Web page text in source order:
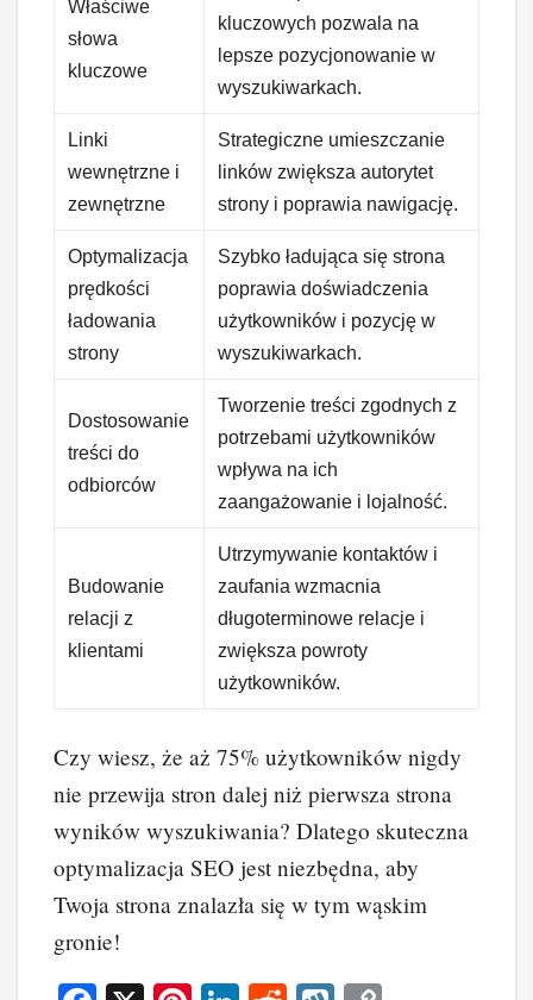
Właściwe
słowa
kluczowe
kluczowych pozwala na
lepsze pozycjonowanie w
wyszukiwarkach.
Linki
wewnętrzne i
zewnętrzne
Strategiczne umieszczanie
linków zwiększa autorytet
strony i poprawia nawigację.
Optymalizacja
prędkości
ładowania
strony
Szybko ładująca się strona
poprawia doświadczenia
użytkowników i pozycję w
wyszukiwarkach.
Dostosowanie
treści do
odbiorców
Tworzenie treści zgodnych z
potrzebami użytkowników
wpływa na ich
zaangażowanie i lojalność.
Budowanie
relacji z
klientami
Utrzymywanie kontaktów i
zaufania wzmacnia
długoterminowe relacje i
zwiększa powroty
użytkowników.
Czy wiesz, że aż 75% użytkowników nigdy
nie przewija stron dalej niż pierwsza strona
wyników wyszukiwania? Dlatego skuteczna
optymalizacja SEO jest niezbędna, aby
Twoja strona znalazła się w tym wąskim
gronie!